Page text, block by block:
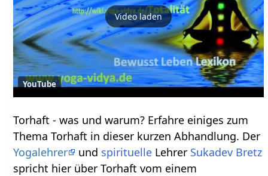
Video laden
YouTube
Torhaft‏‎ - was und warum? Erfahre einiges zum
Thema Torhaft‏‎ in dieser kurzen Abhandlung. Der
Yogalehrer
und spirituelle Lehrer Sukadev Bretz
spricht hier über Torhaft‏‎ vom einem